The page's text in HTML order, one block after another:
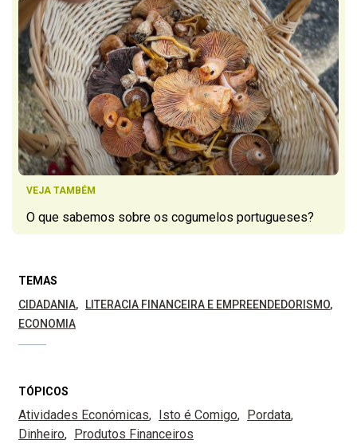
VEJA TAMBÉM
O que sabemos sobre os cogumelos portugueses?
TEMAS
CIDADANIA
LITERACIA FINANCEIRA E EMPREENDEDORISMO
ECONOMIA
TÓPICOS
Atividades Económicas Isto é Comigo
Pordata
Dinheiro
Produtos Financeiros